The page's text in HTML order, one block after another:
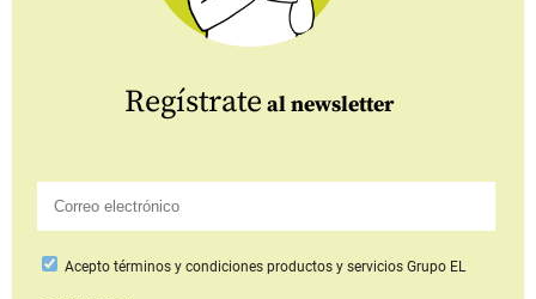
Regístrate al newsletter
Aceptotérminos y condiciones productos y serviciosGrupo EL